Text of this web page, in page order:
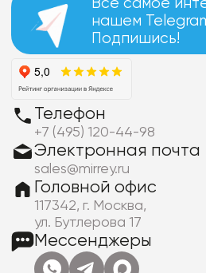
Все самое
нашем
Подпишись!
Телефон
+7 (495) 120-44-98
Электронная почта
sales@mirrey.ru
Головной офис
117342, г. Москва,
ул. Бутлерова 17
Мессенджеры